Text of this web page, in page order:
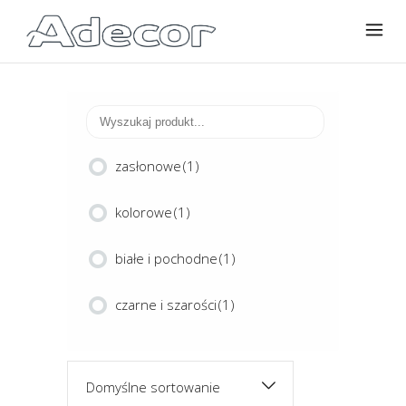
zasłonowe(1)
kolorowe(1)
białe i pochodne(1)
czarne i szarości(1)
Domyślne sortowanie